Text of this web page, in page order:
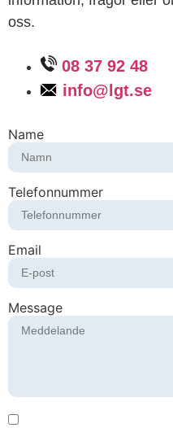
oss.
08 37 92 48
info@lgt.se
Name
Telefonnummer
Email
Message